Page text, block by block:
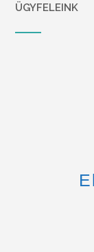
ÜGYFELEINK